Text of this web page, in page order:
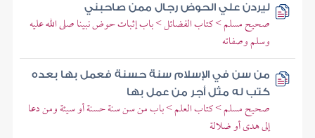
ليردن علي الحوض رجال ممن صاحبني
صحيح مسلم > كتاب الفضائل > باب إثبات حوض نبينا صلى الله عليه
وسلم وصفاته
من سن في الإسلام سنة حسنة فعمل بها بعده
كتب له مثل أجر من عمل بها
صحيح مسلم > كتاب العلم > باب من سن سنة حسنة أو سيئة ومن دعا
إلى هدى أو ضلالة